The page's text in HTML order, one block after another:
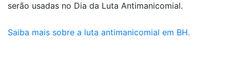
serão usadas no Dia da Luta Antimanicomial.
Saiba mais sobre a luta antimanicomial em BH.